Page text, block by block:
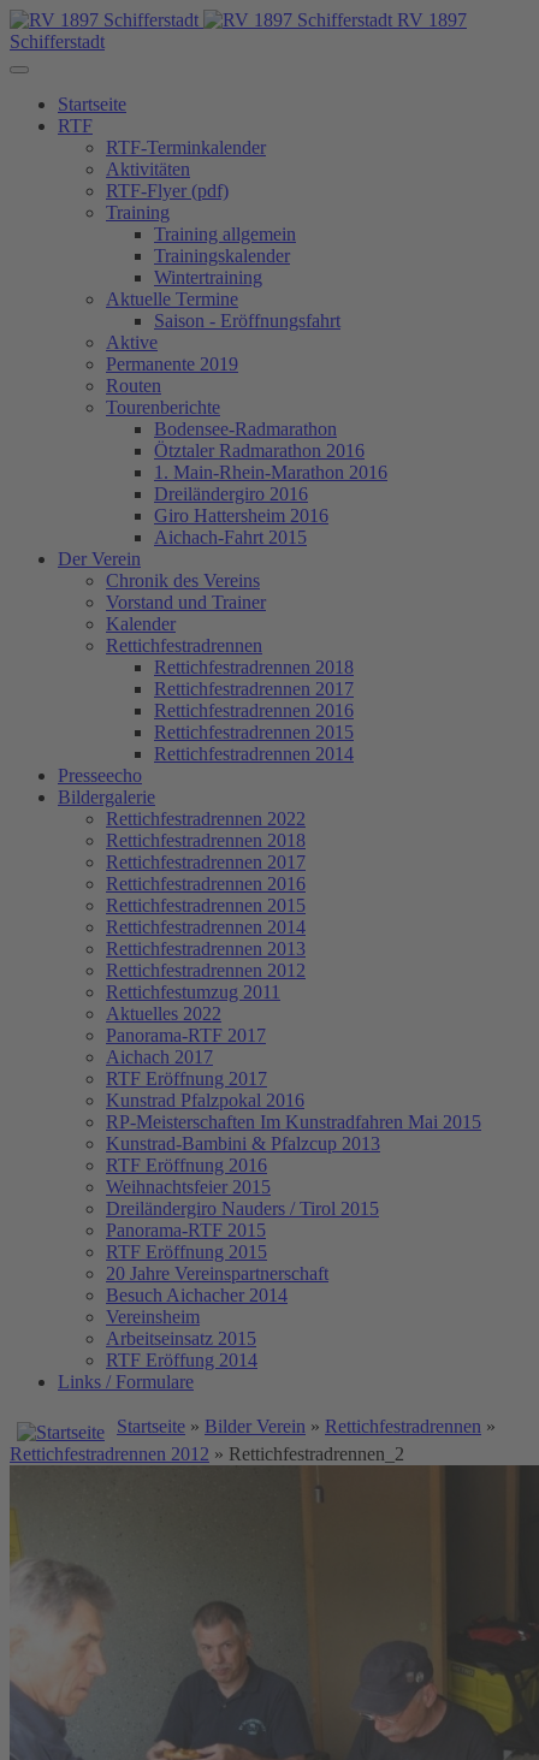
RV 1897
Schifferstadt
Startseite
RTF
RTF-Terminkalender
Aktivitäten
RTF-Flyer (pdf)
Training
Training allgemein
Trainingskalender
Wintertraining
Aktuelle Termine
Saison - Eröffnungsfahrt
Aktive
Permanente 2019
Routen
Tourenberichte
Bodensee-Radmarathon
Ötztaler Radmarathon 2016
1. Main-Rhein-Marathon 2016
Dreiländergiro 2016
Giro Hattersheim 2016
Aichach-Fahrt 2015
Der Verein
Chronik des Vereins
Vorstand und Trainer
Kalender
Rettichfestradrennen
Rettichfestradrennen 2018
Rettichfestradrennen 2017
Rettichfestradrennen 2016
Rettichfestradrennen 2015
Rettichfestradrennen 2014
Presseecho
Bildergalerie
Rettichfestradrennen 2022
Rettichfestradrennen 2018
Rettichfestradrennen 2017
Rettichfestradrennen 2016
Rettichfestradrennen 2015
Rettichfestradrennen 2014
Rettichfestradrennen 2013
Rettichfestradrennen 2012
Rettichfestumzug 2011
Aktuelles 2022
Panorama-RTF 2017
Aichach 2017
RTF Eröffnung 2017
Kunstrad Pfalzpokal 2016
RP-Meisterschaften Im Kunstradfahren Mai 2015
Kunstrad-Bambini & Pfalzcup 2013
RTF Eröffnung 2016
Weihnachtsfeier 2015
Dreiländergiro Nauders / Tirol 2015
Panorama-RTF 2015
RTF Eröffnung 2015
20 Jahre Vereinspartnerschaft
Besuch Aichacher 2014
Vereinsheim
Arbeitseinsatz 2015
RTF Eröffung 2014
Links / Formulare
Startseite » Bilder Verein » Rettichfestradrennen »
Rettichfestradrennen 2012 » Rettichfestradrennen_2